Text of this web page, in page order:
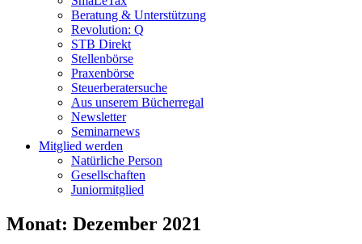
Beratung & Unterstützung
Revolution: Q
STB Direkt
Stellenbörse
Praxenbörse
Steuerberatersuche
Aus unserem Bücherregal
Newsletter
Seminarnews
Mitglied werden
Natürliche Person
Gesellschaften
Juniormitglied
Monat: Dezember 2021